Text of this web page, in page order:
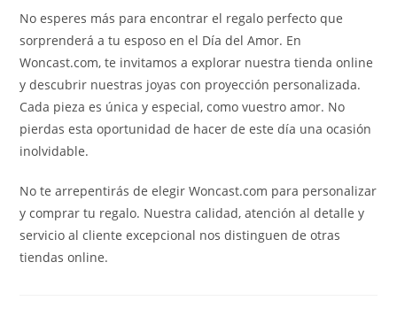
No esperes más para encontrar el regalo perfecto que
sorprenderá a tu esposo en el Día del Amor. En
Woncast.com, te invitamos a explorar nuestra tienda online
y descubrir nuestras joyas con proyección personalizada.
Cada pieza es única y especial, como vuestro amor. No
pierdas esta oportunidad de hacer de este día una ocasión
inolvidable.
No te arrepentirás de elegir Woncast.com para personalizar
y comprar tu regalo. Nuestra calidad, atención al detalle y
servicio al cliente excepcional nos distinguen de otras
tiendas online.